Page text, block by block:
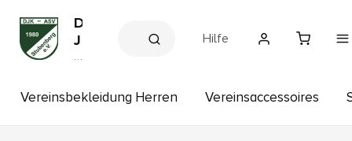
D
J
K
A
e
Hilfe
Vereinsbekleidung Herren Vereinsaccessoires